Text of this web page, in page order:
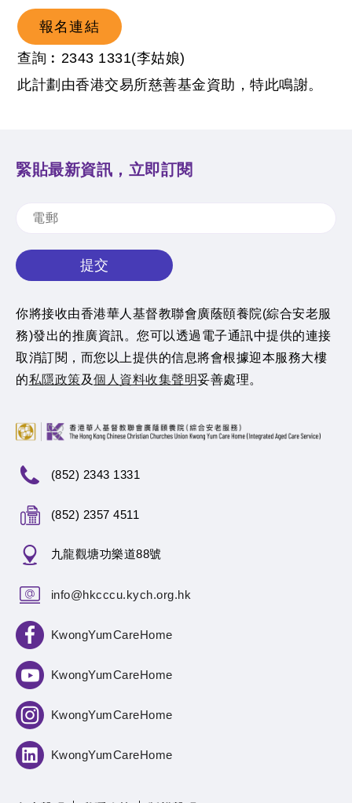
報名連結
查詢︰2343 1331(李姑娘)
此計劃由香港交易所慈善基金資助，特此鳴謝。
緊貼最新資訊，立即訂閱
提交
你將接收由香港華人基督教聯會廣蔭頤養院(綜合安老服
務)發出的推廣資訊。您可以透過電子通訊中提供的連接
取消訂閱，而您以上提供的信息將會根據迎本服務大樓
的私隱政策及個人資料收集聲明妥善處理。
(852) 2343 1331
(852) 2357 4511
九龍觀塘功樂道88號
info@hkcccu.kych.org.hk
KwongYumCareHome
KwongYumCareHome
KwongYumCareHome
KwongYumCareHome